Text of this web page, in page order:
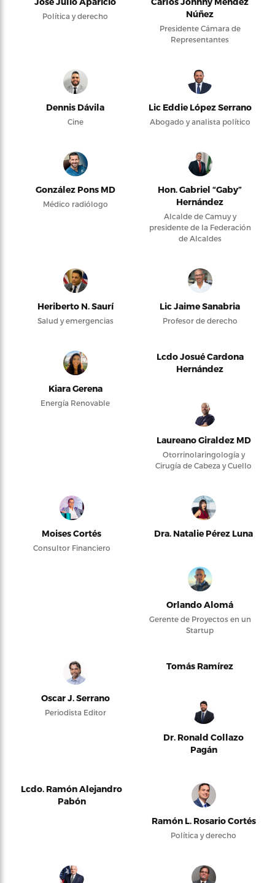
Política y derecho
Núñez
Presidente Cámara de
Representantes
Dennis Dávila
Cine
Lic Eddie López Serrano
Abogado y analista político
González Pons MD
Médico radiólogo
Hon. Gabriel “Gaby”
Hernández
Alcalde de Camuy y
presidente de la Federación
de Alcaldes
Heriberto N. Saurí
Salud y emergencias
Lic Jaime Sanabria
Profesor de derecho
Kiara Gerena
Energía Renovable
Lcdo Josué Cardona
Hernández
Laureano Giraldez MD
Otorrinolaringología y
Cirugía de Cabeza y Cuello
Moises Cortés
Consultor Financiero
Dra. Natalie Pérez Luna
Orlando Alomá
Gerente de Proyectos en un
Startup
Oscar J. Serrano
Periodista Editor
Tomás Ramírez
Dr. Ronald Collazo
Pagán
Lcdo. Ramón Alejandro
Pabón
Ramón L. Rosario Cortés
Política y derecho